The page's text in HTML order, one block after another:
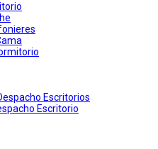
Escritorios
Escritorio